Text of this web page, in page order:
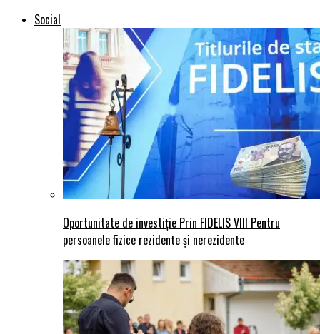
Social
Oportunitate de investiție Prin FIDELIS VIII Pentru
persoanele fizice rezidente și nerezidente